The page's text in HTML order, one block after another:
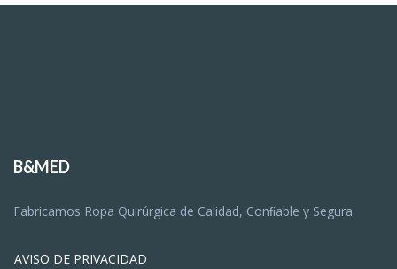
B&MED
Fabricamos Ropa Quirúrgica de Calidad, Conﬁable y Segura.
AVISO DE PRIVACIDAD